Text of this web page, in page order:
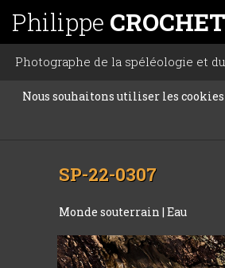
Philippe CROCHET
Photographe de la spéléologie et
Nous souhaitons utiliser les
SP-22-0307
Monde souterrain|Eau